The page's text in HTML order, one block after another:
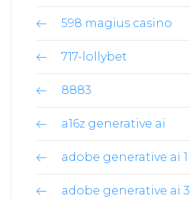
598 magius casino
717-lollybet
8883
a16z generative ai
adobe generative ai 1
adobe generative ai 3